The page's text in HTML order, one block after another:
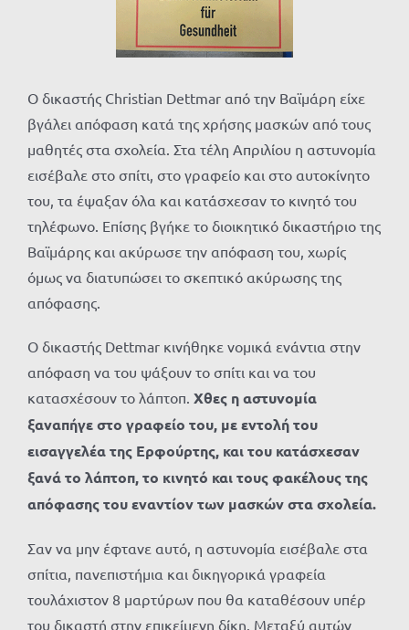
Ο δικαστής Christian Dettmar από την Βαϊμάρη είχε
βγάλει απόφαση κατά της χρήσης μασκών από τους
μαθητές στα σχολεία. Στα τέλη Απριλίου η αστυνομία
εισέβαλε στο σπίτι, στο γραφείο και στο αυτοκίνητο
του, τα έψαξαν όλα και κατάσχεσαν το κινητό του
τηλέφωνο. Επίσης βγήκε το διοικητικό δικαστήριο της
Βαϊμάρης και ακύρωσε την απόφαση του, χωρίς
όμως να διατυπώσει το σκεπτικό ακύρωσης της
απόφασης.
Ο δικαστής Dettmar κινήθηκε νομικά ενάντια στην
απόφαση να του ψάξουν το σπίτι και να του
κατασχέσουν το λάπτοπ. Χθες η αστυνομία
ξαναπήγε στο γραφείο του, με εντολή του
εισαγγελέα της Ερφούρτης, και του κατάσχεσαν
ξανά το λάπτοπ, το κινητό και τους φακέλους της
απόφασης του εναντίον των μασκών στα σχολεία.
Σαν να μην έφτανε αυτό, η αστυνομία εισέβαλε στα
σπίτια, πανεπιστήμια και δικηγορικά γραφεία
τουλάχιστον 8 μαρτύρων που θα καταθέσουν υπέρ
του δικαστή στην επικείμενη δίκη. Μεταξύ αυτών